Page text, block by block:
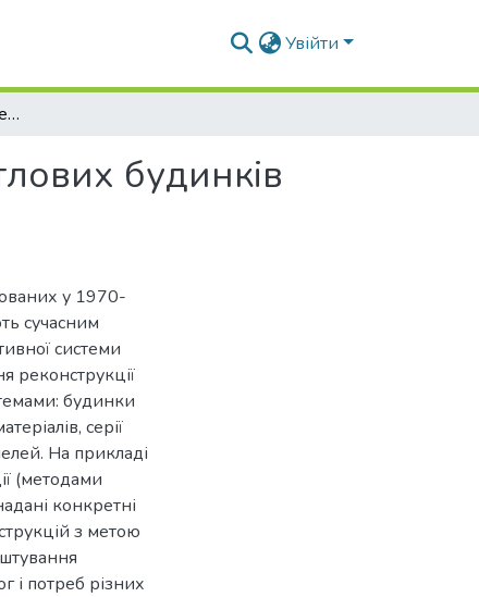
Увійти
Специфічні прийоми реконструкції типових житлових будинків 1970-1980-х років
будинків
у 1970-
сучасним
системи
реконструкції
будинки
серії
На прикладі
(методами
конкретні
з метою
і потреб різних